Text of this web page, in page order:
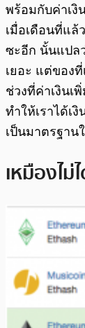
พร้อมกับค่าเงิ
เมื่อเดือนที่แล้
ซะอีก นั้นแปล
เยอะ แต่ของ
ช่วงที่ค่าเงินเ
ทำให้เราได้เ
เป็นมาตรฐาน
เหมืองไม่